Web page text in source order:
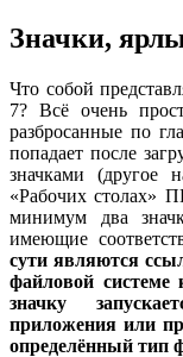
Значки,
Что собой
7? Всё очень
разбросанные по
попадает после
значками (другое
«Рабочих столах»
минимум два
имеющие
сути являются
файловой системе
значку
приложения или
определённый тип